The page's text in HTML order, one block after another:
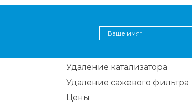
Удаление катализатора
Удаление сажевого фильтра
Цены